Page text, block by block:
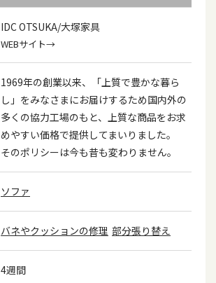
IDC OTSUKA/大塚家具
WEBサイト→
1969年の創業以来、「上質で豊かな暮ら
し」をみなさまにお届けするため国内外の
多くの協力工場のもと、上質な商品をお求
めやすい価格で提供してまいりました。
そのポリシーは今も昔も変わりません。
ソファ
バネやクッションの修理 部分張り替え
4週間